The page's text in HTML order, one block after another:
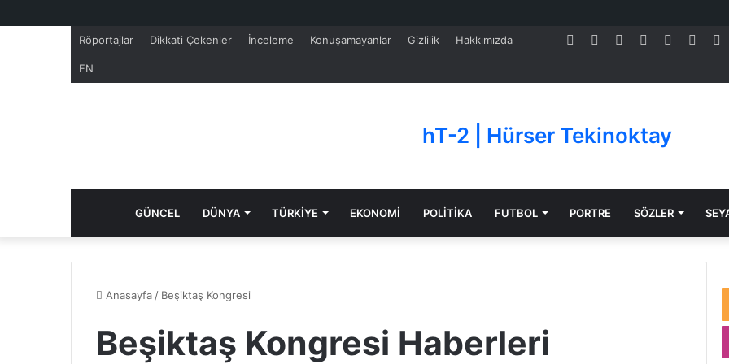
Röportajlar Dikkati Çekenler İnceleme Konuşamayanlar Gizlilik Hakkımızda
EN
YouTube
LinkedIn
Pinterest
Twitter
Facebook
hT-2 | Hürser Tekinoktay
GÜNCEL DÜNYA TÜRKİYE EKONOMİ POLİTİKA FUTBOL PORTRE SÖZLER
Anasayfa / Beşiktaş Kongresi
Beşiktaş Kongresi Haberleri